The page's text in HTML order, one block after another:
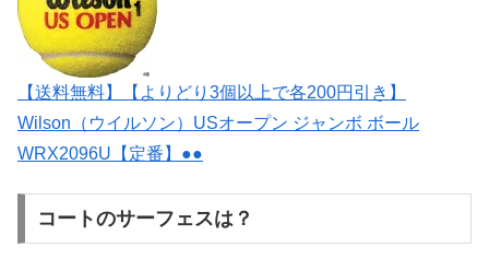
【送料無料】【よりどり3個以上で各200円引き】
Wilson（ウイルソン）USオープン ジャンボ ボール
WRX2096U【定番】●●
コートのサーフェスは？